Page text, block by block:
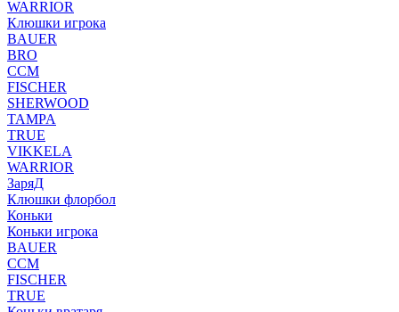
WARRIOR
Клюшки игрока
BAUER
BRO
CCM
FISCHER
SHERWOOD
TAMPA
TRUE
VIKKELA
WARRIOR
ЗаряД
Клюшки флорбол
Коньки
Коньки игрока
BAUER
CCM
FISCHER
TRUE